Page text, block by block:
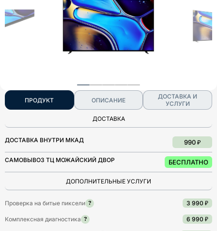
ПРОДУКТ ОПИСАНИЕ
ДОСТАВКА И
УСЛУГИ
ДОСТАВКА
ДОСТАВКА ВНУТРИ МКАД 990 ₽
САМОВЫВОЗ ТЦ МОЖАЙСКИЙ ДВОР БЕСПЛАТНО
ДОПОЛНИТЕЛЬНЫЕ УСЛУГИ
Проверка на битые пиксели ? 3 990 ₽
Комплексная диагностика ? 6 990 ₽